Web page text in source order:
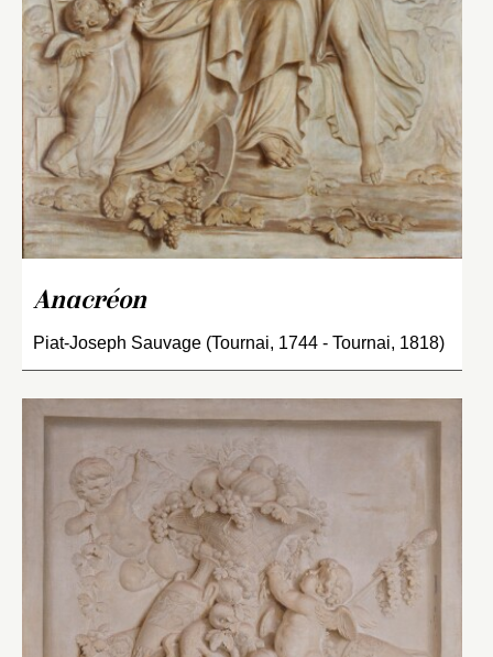
Anacréon
Piat-Joseph Sauvage (Tournai, 1744 - Tournai, 1818)